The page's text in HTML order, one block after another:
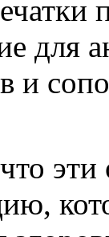
для
и
эти